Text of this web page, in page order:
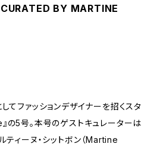
BY MARTINE
てファッションデザイナーを招くスタ
の5号。本号のゲストキュレーターは
ティーヌ・シットボン（Martine